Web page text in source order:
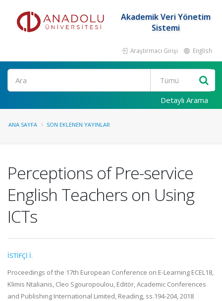
Akademik Veri Yönetim
Sistemi
Araştırmacı Girişi English
Ara
Detaylı Arama
ANA SAYFA SON EKLENEN YAYINLAR
Perceptions of Pre-service
English Teachers on Using
ICTs
İSTİFÇİ İ.
Proceedings of the 17th European Conference on E-Learning ECEL18,
Klimis Ntalianis, Cleo Sgouropoulou, Editör, Academic Conferences
and Publishing International Limited, Reading, ss.194-204, 2018